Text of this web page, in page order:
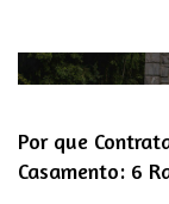
Por que
Casamento: 6